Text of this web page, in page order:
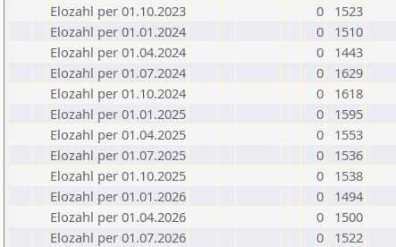
Elozahl per 01.10.2023
0
1523
Elozahl per 01.01.2024
0
1510
Elozahl per 01.04.2024
0
1443
Elozahl per 01.07.2024
0
1629
Elozahl per 01.10.2024
0
1618
Elozahl per 01.01.2025
0
1595
Elozahl per 01.04.2025
0
1553
Elozahl per 01.07.2025
0
1536
Elozahl per 01.10.2025
0
1538
Elozahl per 01.01.2026
0
1494
Elozahl per 01.04.2026
0
1500
Elozahl per 01.07.2026
0 1522